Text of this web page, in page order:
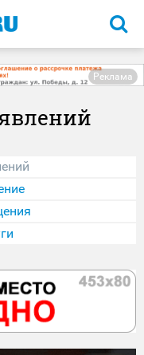
Реклама